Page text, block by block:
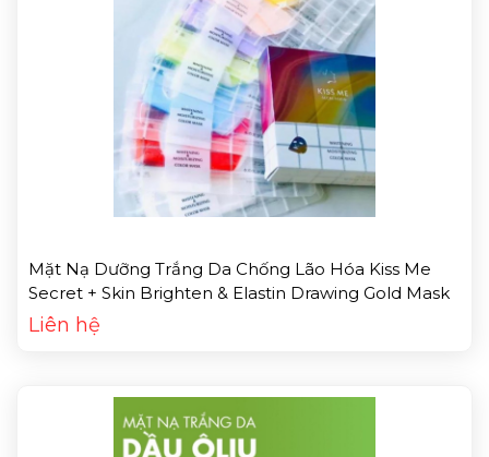
Mặt Nạ Dưỡng Trắng Da Chống Lão Hóa Kiss Me
Secret + Skin Brighten & Elastin Drawing Gold Mask
Liên hệ